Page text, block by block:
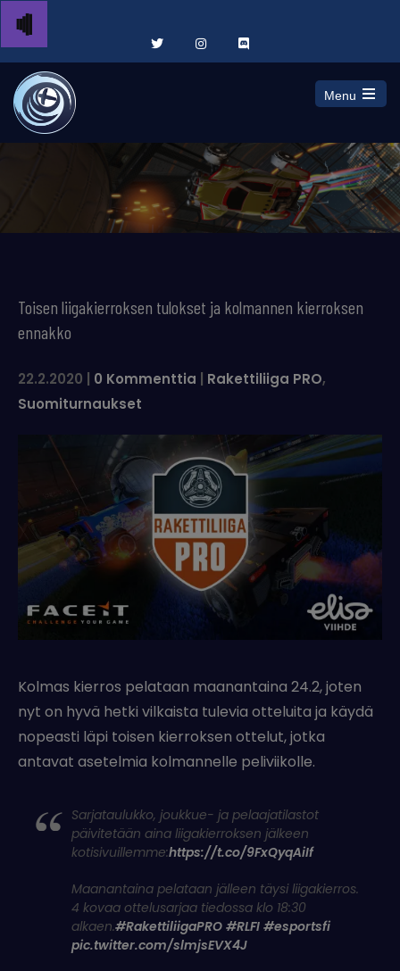
Menu
Open
menu
Toisen liigakierroksen tulokset ja kolmannen kierroksen
ennakko
22.2.2020 0 Kommenttia Rakettiliiga PRO,
Suomiturnaukset
Kolmas kierros pelataan maanantaina 24.2, joten
nyt on hyvä hetki vilkaista tulevia otteluita ja käydä
nopeasti läpi toisen kierroksen ottelut, jotka
antavat asetelmia kolmannelle peliviikolle.
Sarjataulukko, joukkue- ja pelaajatilastot
päivitetään aina liigakierroksen jälkeen
kotisivuillemme:https://t.co/9FxQyqAiIf
Maanantaina pelataan jälleen täysi liigakierros.
4 kovaa ottelusarjaa tiedossa klo 18:30
alkaen.#RakettiliigaPRO #RLFI #esportsfi
pic.twitter.com/slmjsEVX4J